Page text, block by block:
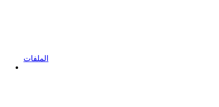
الملفات